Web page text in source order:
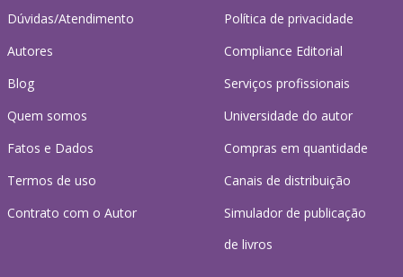
Dúvidas/Atendimento
Autores
Blog
Quem somos
Fatos e Dados
Termos de uso
Contrato com o Autor
Política de privacidade
Compliance Editorial
Serviços profissionais
Universidade do autor
Compras em quantidade
Canais de distribuição
Simulador de publicação
de livros